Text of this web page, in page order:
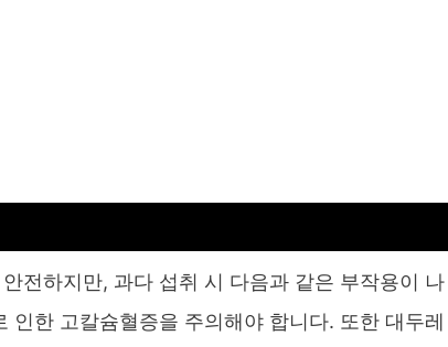
전하지만, 과다 섭취 시 다음과 같은 부작용이 나
한 고칼슘혈증을 주의해야 합니다. 또한 대두레